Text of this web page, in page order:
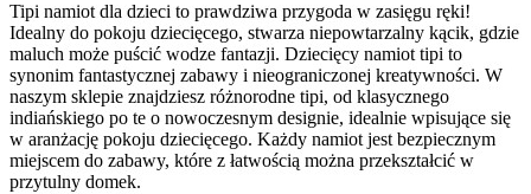
Tipi namiot dla dzieci to prawdziwa przygoda w zasięgu ręki!
Idealny do pokoju dziecięcego, stwarza niepowtarzalny kącik, gdzie
maluch może puścić wodze fantazji. Dziecięcy namiot tipi to
synonim fantastycznej zabawy i nieograniczonej kreatywności. W
naszym sklepie znajdziesz różnorodne tipi, od klasycznego
indiańskiego po te o nowoczesnym designie, idealnie wpisujące się
w aranżację pokoju dziecięcego. Każdy namiot jest bezpiecznym
miejscem do zabawy, które z łatwością można przekształcić w
przytulny domek.